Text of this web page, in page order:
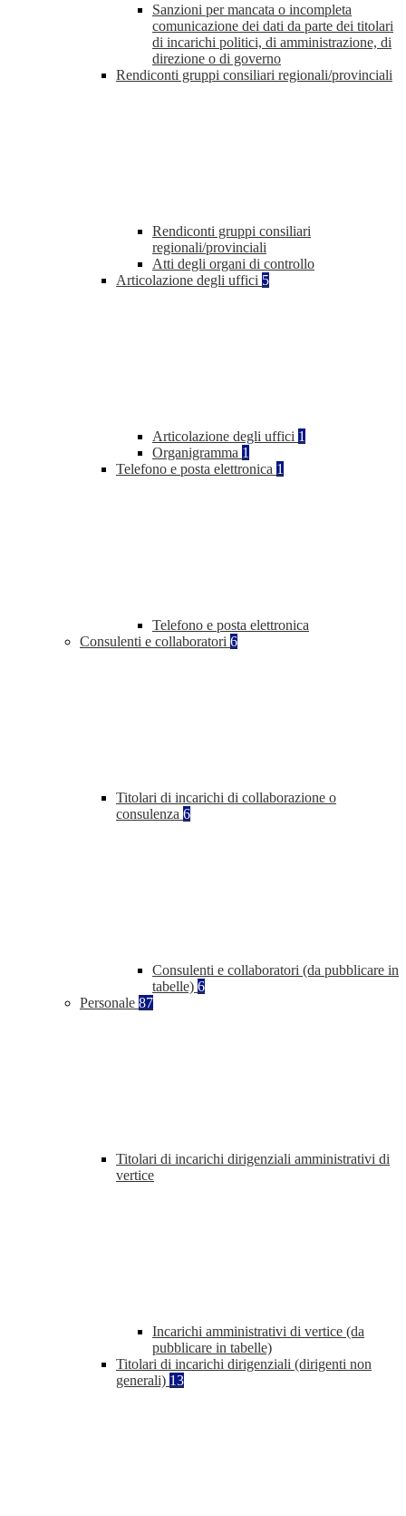
Sanzioni per mancata o incompleta
comunicazione dei dati da parte dei titolari
di incarichi politici, di amministrazione, di
direzione o di governo
Rendiconti gruppi consiliari regionali/provinciali
Rendiconti gruppi consiliari
regionali/provinciali
Atti degli organi di controllo
Articolazione degli uffici 5
Articolazione degli uffici 1
Organigramma 1
Telefono e posta elettronica 1
Telefono e posta elettronica
Consulenti e collaboratori 6
Titolari di incarichi di collaborazione o
consulenza 6
Consulenti e collaboratori (da pubblicare in
tabelle) 6
Personale 87
Titolari di incarichi dirigenziali amministrativi di
vertice
Incarichi amministrativi di vertice (da
pubblicare in tabelle)
Titolari di incarichi dirigenziali (dirigenti non
generali) 13